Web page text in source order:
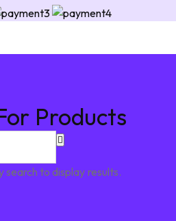
Products
search to display results.